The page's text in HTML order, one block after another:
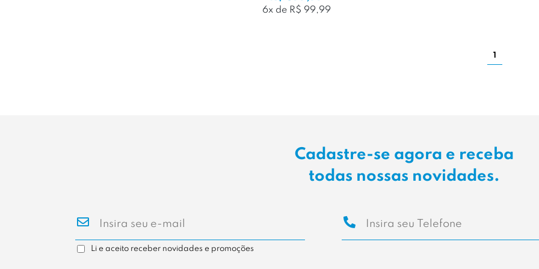
6x de R$ 99,99
1
Cadastre-se agora e receba
todas nossas novidades.
Li e aceito receber novidades e promoções